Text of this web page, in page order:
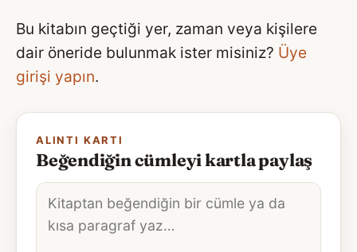
Bu kitabın geçtiği yer, zaman veya kişilere
dair öneride bulunmak ister misiniz? Üye
girişi yapın.
ALINTI KARTI
Beğendiğin cümleyi kartla paylaş
Alıntı
metni